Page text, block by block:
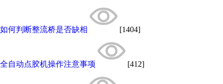
如何判断整流桥是否缺相 [1404]
全自动点胶机操作注意事项 [412]